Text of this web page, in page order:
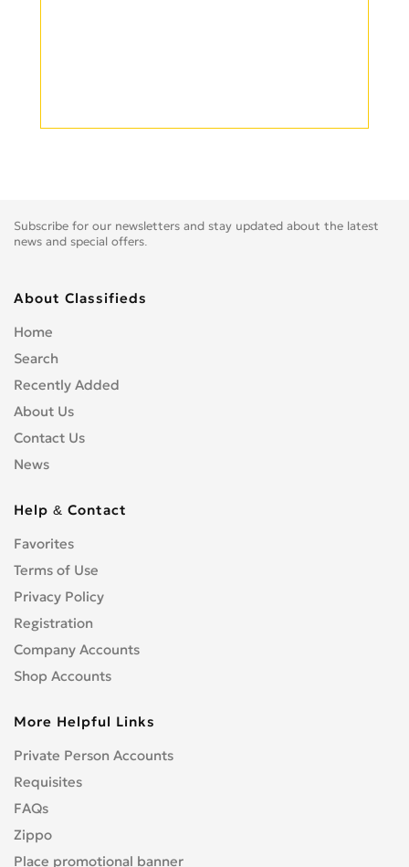
Subscribe for our newsletters and stay updated about the latest
news and special offers.
About Classifieds
Home
Search
Recently Added
About Us
Contact Us
News
Help & Contact
Favorites
Terms of Use
Privacy Policy
Registration
Company Accounts
Shop Accounts
More Helpful Links
Private Person Accounts
Requisites
FAQs
Zippo
Place promotional banner